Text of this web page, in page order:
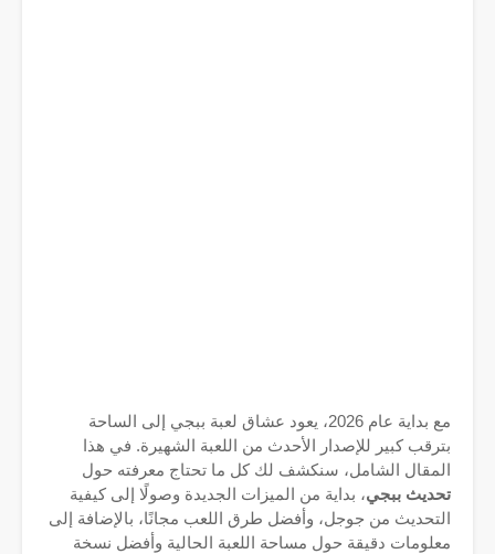
مع بداية عام 2026، يعود عشاق لعبة ببجي إلى الساحة
بترقب كبير للإصدار الأحدث من اللعبة الشهيرة. في هذا
المقال الشامل، سنكشف لك كل ما تحتاج معرفته حول
تحديث ببجي، بداية من الميزات الجديدة وصولًا إلى كيفية
التحديث من جوجل، وأفضل طرق اللعب مجانًا، بالإضافة إلى
معلومات دقيقة حول مساحة اللعبة الحالية وأفضل نسخة